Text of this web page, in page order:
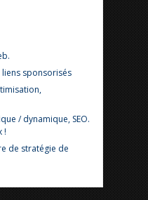
sponsorisés
/ dynamique, SEO.
!
de stratégie de